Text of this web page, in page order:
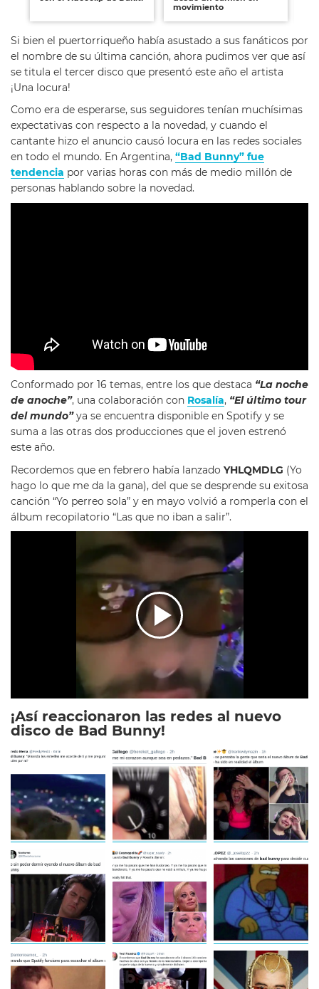
movimiento
Si bien el puertorriqueño había asustado a sus fanáticos por
el nombre de su última canción, ahora pudimos ver que así
se titula el tercer disco que presentó este año el artista
¡Una locura!
Como era de esperarse, sus seguidores tenían muchísimas
expectativas con respecto a la novedad, y cuando el
cantante hizo el anuncio causó locura en las redes sociales
en todo el mundo. En Argentina, “Bad Bunny” fue
tendencia por varias horas con más de medio millón de
personas hablando sobre la novedad.
Conformado por 16 temas, entre los que destaca “La noche
de anoche”, una colaboración con Rosalía, “El último tour
del mundo”ya se encuentra disponible en Spotify y se
suma a las otras dos producciones que el joven estrenó
este año.
Recordemos que en febrero había lanzado YHLQMDLG (Yo
hago lo que me da la gana), del que se desprende su exitosa
canción “Yo perreo sola” y en mayo volvió a romperla con el
álbum recopilatorio “Las que no iban a salir”.
¡Así reaccionaron las redes al nuevo
disco de Bad Bunny!